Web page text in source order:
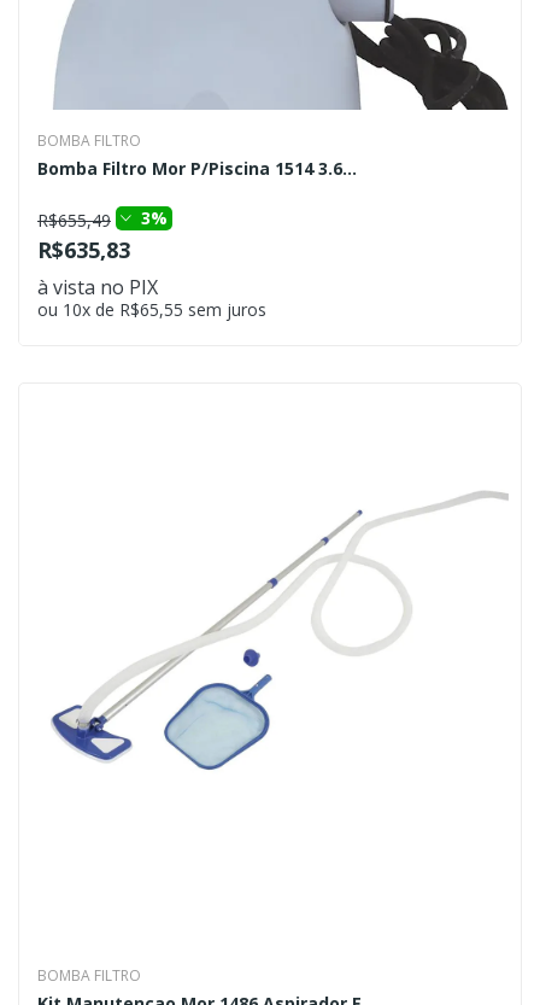
BOMBA FILTRO
Bomba Filtro Mor P/Piscina 1514 3.6...
R$655,49 3%
R$635,83
à vista no PIX
ou 10x de R$65,55 sem juros
BOMBA FILTRO